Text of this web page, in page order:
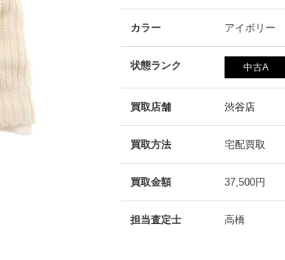
カラー アイボリー
状態ランク 中古A
買取店舗 渋谷店
買取方法 宅配買取
買取金額 37,500円
担当査定士 高橋